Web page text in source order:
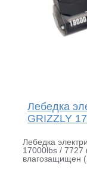
Лебедка
GRIZZLY
Лебедка
17000lbs / 7727
влагозащищен